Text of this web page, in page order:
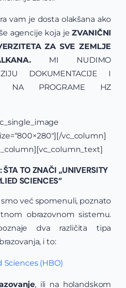
vam je dosta olakšana ako
agencije koja jeZVANIČNI
ZA SVE ZEMLJE
MI NUDIMO
DOKUMENTACIJE I
NA PROGRAME HZ
vc_column]
ŠTA TO ZNAČI „UNIVERSITY
SCIENCES“
već spomenuli, poznato
obrazovnom sistemu.
dva različita tipa
i to:
(HBO)
, ili na holandskom